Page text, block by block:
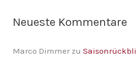
Neueste Kommentare
Marco Dimmer zu